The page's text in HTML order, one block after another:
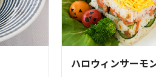
ハロウィンサーモ